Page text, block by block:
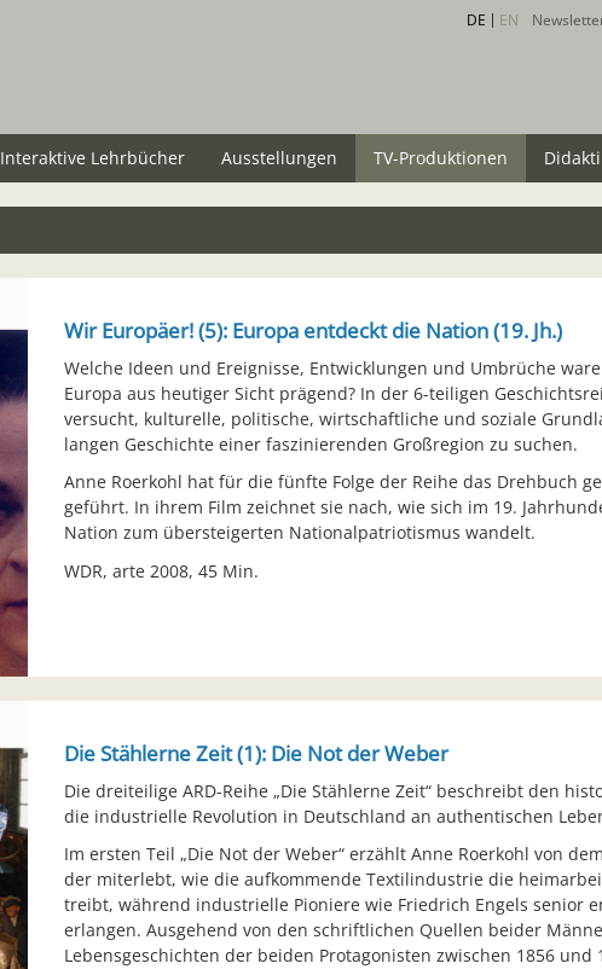
DE EN
Interaktive Lehrbücher Ausstellungen TV-Produktionen
Wir Europäer! (5): Europa entdeckt die Nation (19. Jh.)
Welche Ideen und Ereignisse, Entwicklungen und Umbrüche
Europa aus heutiger Sicht prägend? In der 6-teiligen
versucht, kulturelle, politische, wirtschaftliche und soziale
langen Geschichte einer faszinierenden Großregion zu suchen.
Anne Roerkohl hat für die fünfte Folge der Reihe das Drehbuch
geführt. In ihrem Film zeichnet sie nach, wie sich im 19.
Nation zum übersteigerten Nationalpatriotismus wandelt.
WDR, arte 2008, 45 Min.
Die Stählerne Zeit (1): Die Not der Weber
Die dreiteilige ARD-Reihe „Die Stählerne Zeit“ beschreibt den
die industrielle Revolution in Deutschland an authentischen
Im ersten Teil „Die Not der Weber“ erzählt Anne Roerkohl von
der miterlebt, wie die aufkommende Textilindustrie die
treibt, während industrielle Pioniere wie Friedrich Engels senior
erlangen. Ausgehend von den schriftlichen Quellen beider
Lebensgeschichten der beiden Protagonisten zwischen 1856 und